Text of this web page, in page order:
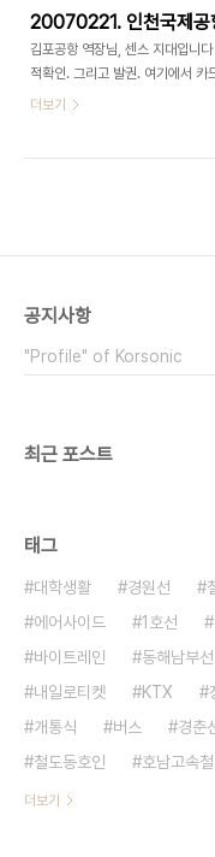
아..
열차를 타고 인천국제공항까지 갔
을 타고 다시 나오는 코스. 사진 정
행열차에 대해서는 사진을 찍지 않
되었지만, 어쩔 수 없는 사정(으응?)
해를 구해 둔다. 김포공항역 기준으
있기는 하지만, 시설이나 서비스는
김포공항 역장님, 센스 지대입니
적확인. 그리고 발권. 여기에서 카
1234인 것을 볼 수 있을 텐데요,
더보기
공지사항
"Profile" of Korsonic
최근 포스트
태그
대학생활 경원선
에어사이드
1호선
바이트레인
동해남부선
내일로티켓
KTX
개통식
버스 경춘
철도동호인
호남고속철
더보기